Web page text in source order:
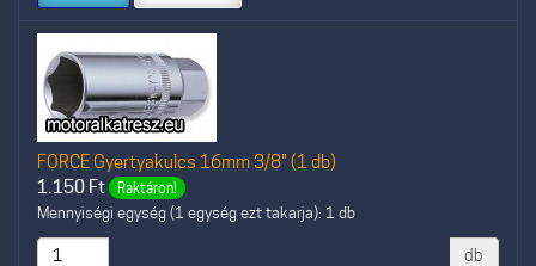
FORCE Gyertyakulcs 16mm 3/8" (1 db)
1.150 Ft Raktáron!
Mennyiségi egység (1 egység ezt takarja): 1 db
db